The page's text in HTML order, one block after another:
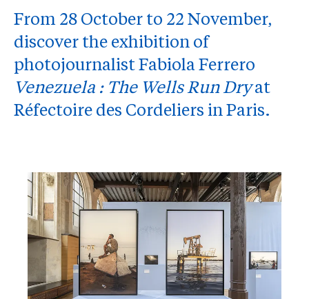
From 28 October to 22 November,
discover the exhibition of
photojournalist Fabiola Ferrero
Venezuela : The Wells Run Dryat
Réfectoire des Cordeliers in Paris.